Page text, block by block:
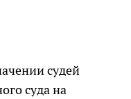
судей
суда на